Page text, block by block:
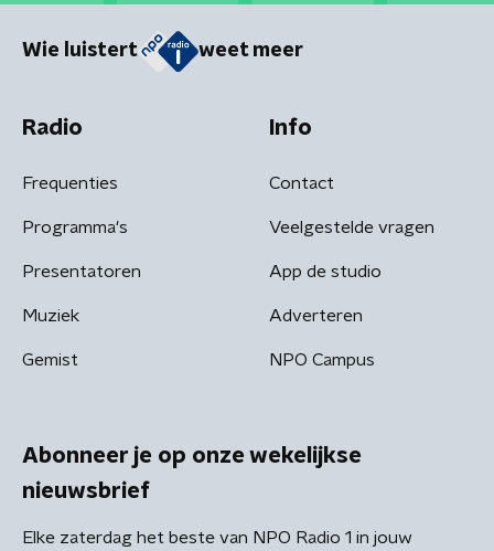
Wie luistert weet meer
Radio
Frequenties
Programma's
Presentatoren
Muziek
Gemist
Info
Contact
Veelgestelde vragen
App de studio
Adverteren
NPO Campus
Abonneer je op onze wekelijkse
nieuwsbrief
Elke zaterdag het beste van NPO Radio 1 in jouw